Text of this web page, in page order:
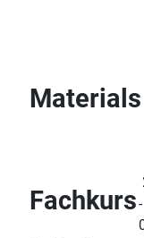
Materials
Fachkurs-